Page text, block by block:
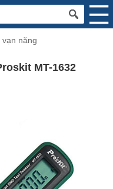
năng
MT-1632